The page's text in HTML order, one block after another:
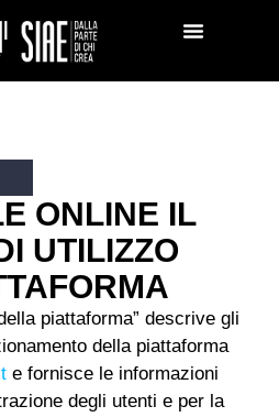
ONLINE IL
UTILIZZO
piattaforma” descrive gli
della piattaforma
e fornisce le informazioni
degli utenti e per la